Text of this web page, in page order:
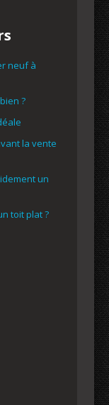
neuf à
?
la vente
un
toit plat ?